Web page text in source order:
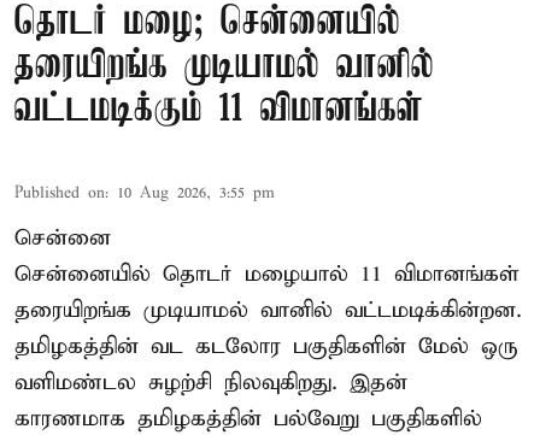
தொடர் மழை; சென்னையில்
தரையிறங்க முடியாமல் வானில்
வட்டமடிக்கும் 11 விமானங்கள்
Published on: 10 Aug 2026, 3:55 pm
சென்னை
சென்னையில் தொடர் மழையால் 11 விமானங்கள்
தரையிறங்க முடியாமல் வானில் வட்டமடிக்கின்றன.
தமிழகத்தின் வட கடலோர பகுதிகளின் மேல் ஒரு
வளிமண்டல சுழற்சி நிலவுகிறது. இதன்
காரணமாக தமிழகத்தின் பல்வேறு பகுதிகளில்